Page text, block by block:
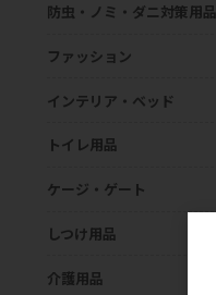
防虫・ノミ・ダニ対策用品
ファッション
インテリア・ベッド
トイレ用品
ケージ・ゲート
しつけ用品
介護用品